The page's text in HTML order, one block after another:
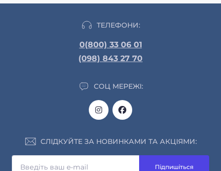
ТЕЛЕФОНИ:
0(800) 33 06 01
(098) 843 27 70
СОЦ МЕРЕЖІ:
СЛІДКУЙТЕ ЗА НОВИНКАМИ ТА АКЦІЯМИ:
Підпишіться